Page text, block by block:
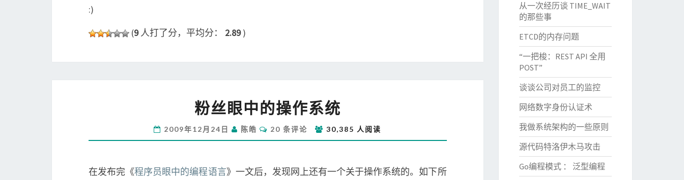
:)
(9人打了分，平均分： 2.89)
丝
中
作
粉丝眼中的操作系统
2009年12月24日 陈皓
评
论
20 条评论 30,385 人阅读
在发布完《程序员眼中的编程语言》一文后，发现网上还有一个关于操作系统的。如下所
从一次经历谈 TIME_WAIT
的那些事
ETCD的内存问题
“一把梭：REST API 全用
POST”
谈谈公司对员工的监控
网络数字身份认证术
我做系统架构的一些原则
源代码特洛伊木马攻击
Go编程模式 ： 泛型编程